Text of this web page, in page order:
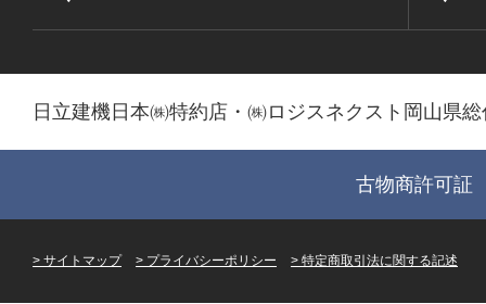
日立建機日本㈱特約店・㈱ロジスネクスト岡山県
古物商許可
サイトマップ プライバシーポリシー 特定商取引法に関する記述